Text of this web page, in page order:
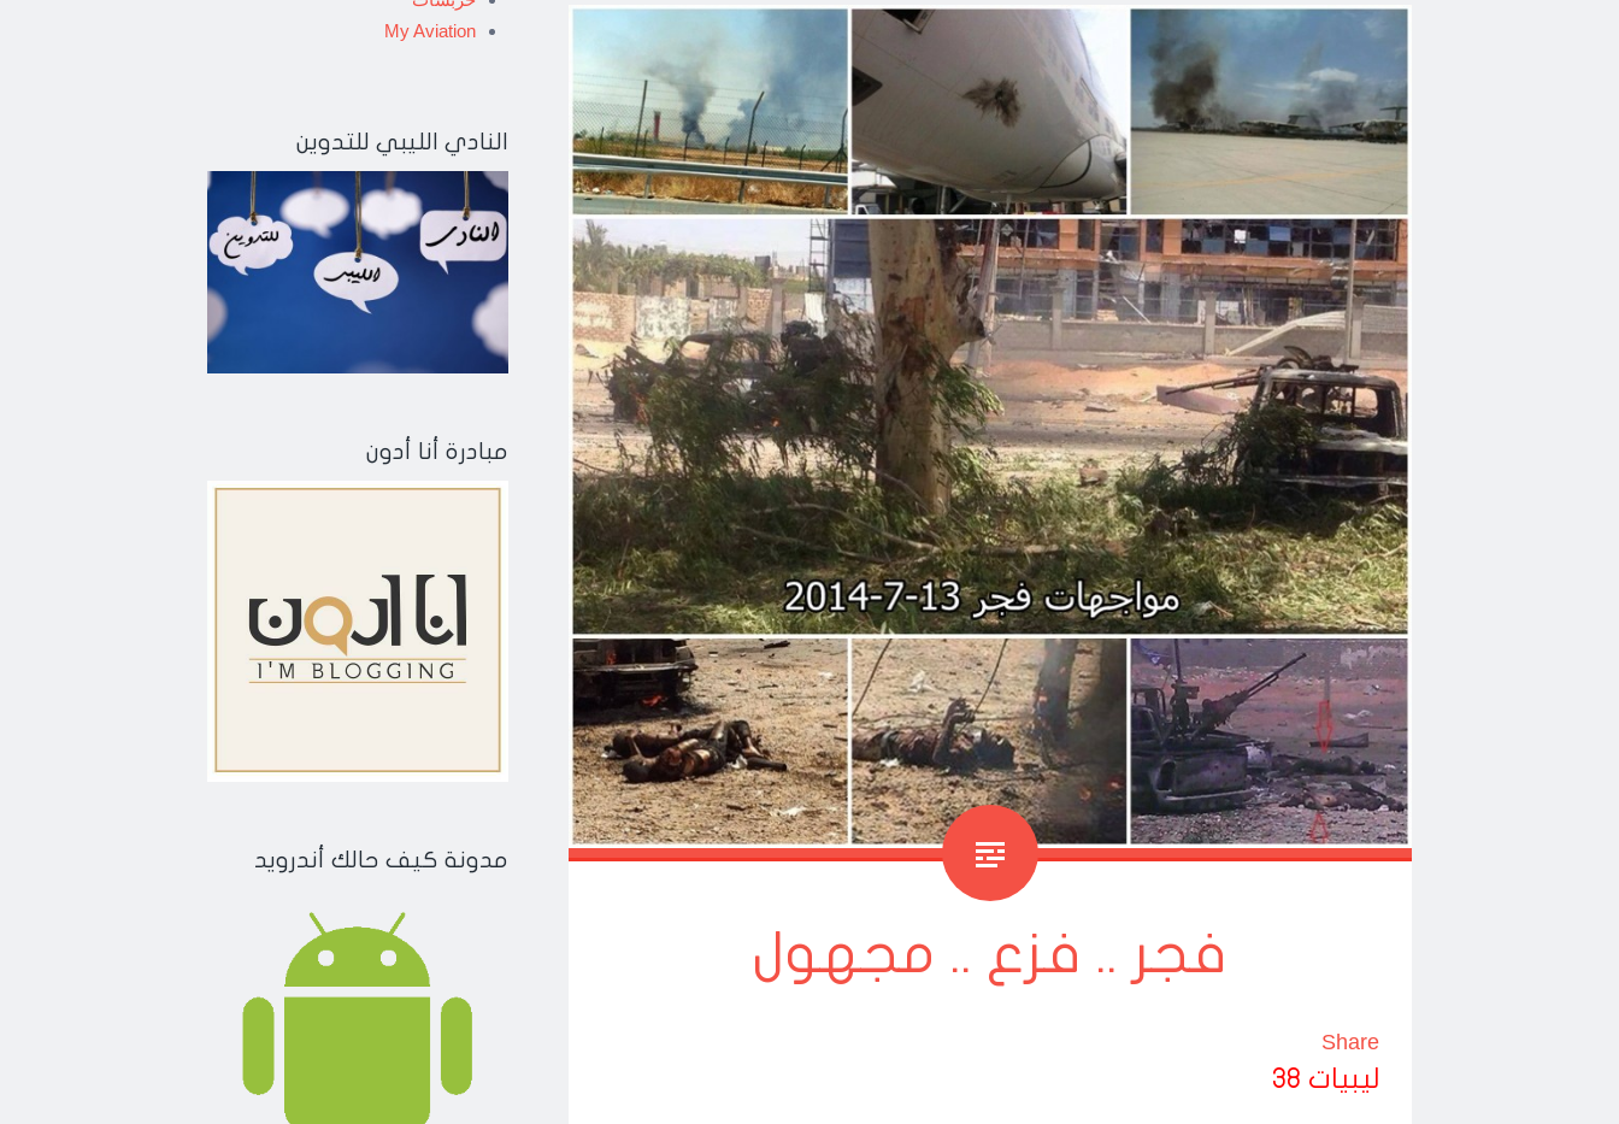
فجر .. فزع .. مجهول
Share
ليبيات 38
My Aviation
النادي الليبي للتدوين
مبادرة أنا أدون
مدونة كيف حالك أندرويد